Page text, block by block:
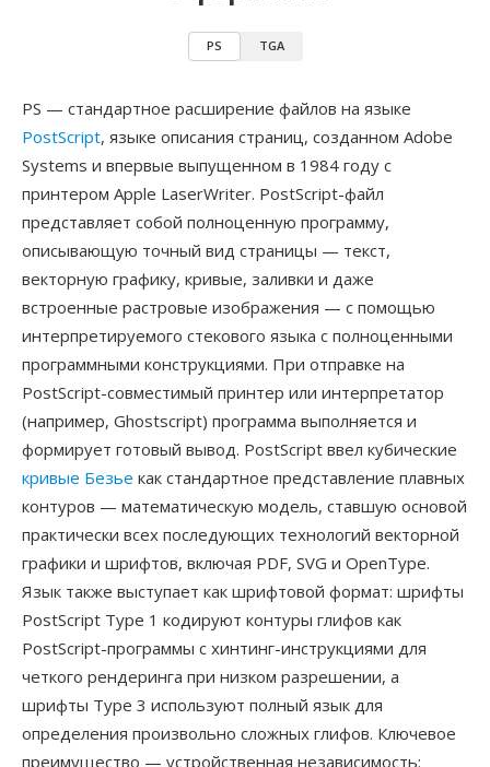
PS TGA
PS — стандартное расширение файлов на языке
PostScript, языке описания страниц, созданном Adobe
Systems и впервые выпущенном в 1984 году с
принтером Apple LaserWriter. PostScript-файл
представляет собой полноценную программу,
описывающую точный вид страницы — текст,
векторную графику, кривые, заливки и даже
встроенные растровые изображения — с помощью
интерпретируемого стекового языка с полноценными
программными конструкциями. При отправке на
PostScript-совместимый принтер или интерпретатор
(например, Ghostscript) программа выполняется и
формирует готовый вывод. PostScript ввел кубические
кривые Безье как стандартное представление плавных
контуров — математическую модель, ставшую основой
практически всех последующих технологий векторной
графики и шрифтов, включая PDF, SVG и OpenType.
Язык также выступает как шрифтовой формат: шрифты
PostScript Type 1 кодируют контуры глифов как
PostScript-программы с хинтинг-инструкциями для
четкого рендеринга при низком разрешении, а
шрифты Type 3 используют полный язык для
определения произвольно сложных глифов. Ключевое
преимущество — устройственная независимость: